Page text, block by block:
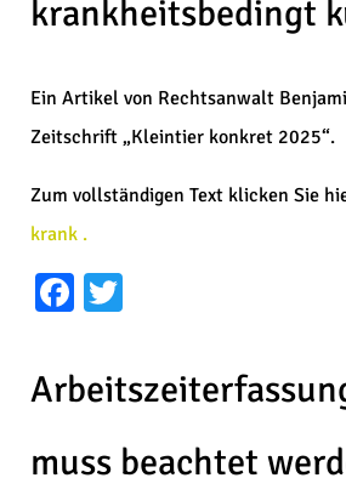
krankheitsbedingt
Ein Artikel von Rechtsanwalt
Zeitschrift „Kleintier konkret 2025“.
Zum vollständigen Text klicken Sie
krank .
Facebook
muss beachtet